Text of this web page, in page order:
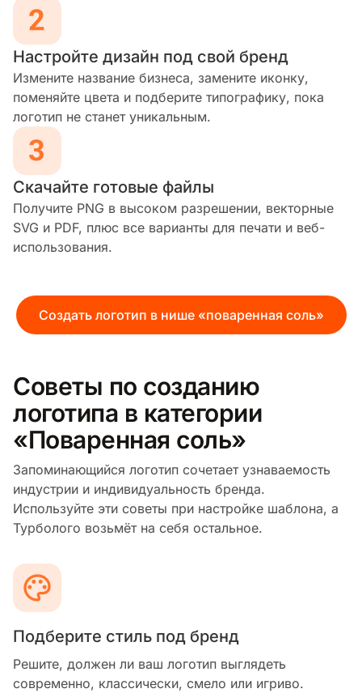
Настройте дизайн под свой бренд
Измените название бизнеса, замените иконку,
поменяйте цвета и подберите типографику, пока
логотип не станет уникальным.
Скачайте готовые файлы
Получите PNG в высоком разрешении, векторные
SVG и PDF, плюс все варианты для печати и веб-
использования.
Создать логотип в нише «поваренная соль»
Советы по созданию
логотипа в категории
«Поваренная соль»
Запоминающийся логотип сочетает узнаваемость
индустрии и индивидуальность бренда.
Используйте эти советы при настройке шаблона, а
Турболого возьмёт на себя остальное.
Подберите стиль под бренд
Решите, должен ли ваш логотип выглядеть
современно, классически, смело или игриво.